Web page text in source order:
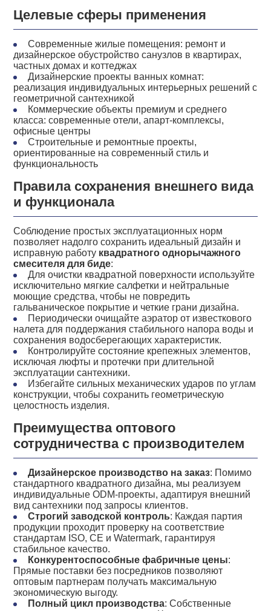
Целевые сферы применения
Современные жилые помещения: ремонт и
дизайнерское обустройство санузлов в квартирах,
частных домах и коттеджах
Дизайнерские проекты ванных комнат:
реализация индивидуальных интерьерных решений с
геометричной сантехникой
Коммерческие объекты премиум и среднего
класса: современные отели, апарт-комплексы,
офисные центры
Строительные и ремонтные проекты,
ориентированные на современный стиль и
функциональность
Правила сохранения внешнего вида
и функционала
Соблюдение простых эксплуатационных норм
позволяет надолго сохранить идеальный дизайн и
исправную работу квадратного однорычажного
смесителя для биде:
Для очистки квадратной поверхности используйте
исключительно мягкие салфетки и нейтральные
моющие средства, чтобы не повредить
гальваническое покрытие и четкие грани дизайна.
Периодически очищайте аэратор от известкового
налета для поддержания стабильного напора воды и
сохранения водосберегающих характеристик.
Контролируйте состояние крепежных элементов,
исключая люфты и протечки при длительной
эксплуатации сантехники.
Избегайте сильных механических ударов по углам
конструкции, чтобы сохранить геометрическую
целостность изделия.
Преимущества оптового
сотрудничества с производителем
Дизайнерское производство на заказ: Помимо
стандартного квадратного дизайна, мы реализуем
индивидуальные ODM-проекты, адаптируя внешний
вид сантехники под запросы клиентов.
Строгий заводской контроль: Каждая партия
продукции проходит проверку на соответствие
стандартам ISO, CE и Watermark, гарантируя
стабильное качество.
Конкурентоспособные фабричные цены:
Прямые поставки без посредников позволяют
оптовым партнерам получать максимальную
экономическую выгоду.
Полный цикл производства: Собственные